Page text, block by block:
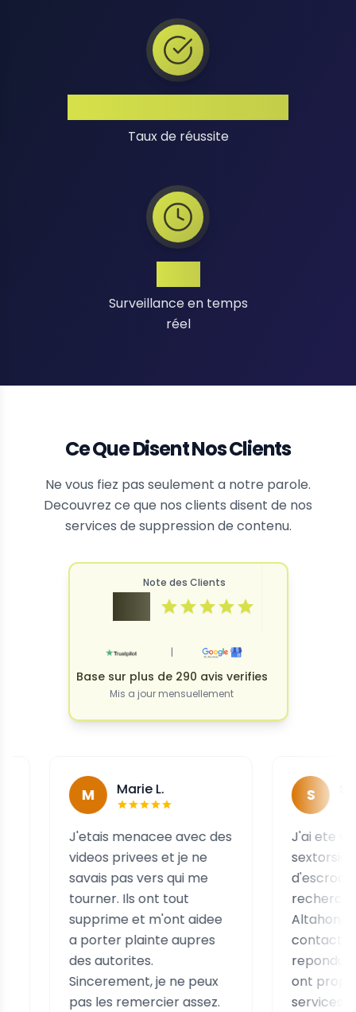
Taux de réussite
Surveillance en temps
réel
Ce Que Disent Nos Clients
Ne vous fiez pas seulement a notre parole.
Decouvrez ce que nos clients disent de nos
services de suppression de contenu.
Note des Clients
|
Base sur plus de 290 avis verifies
Mis a jour mensuellement
Marie L.
J'etais menacee avec des
videos privees et je ne
savais pas vers qui me
tourner. Ils ont tout
supprime et m'ont aidee
a porter plainte aupres
des autorites.
Sincerement, je ne peux
pas les remercier assez.
Sophie B.
J'ai ete victime de
sextorsion par
d'escrocs et
recherches, j'ai
Altahonos. Je les
contactes et ils
repondu
ont propose leurs
services